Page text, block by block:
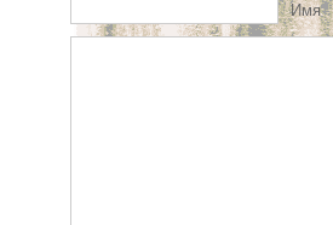
Имя